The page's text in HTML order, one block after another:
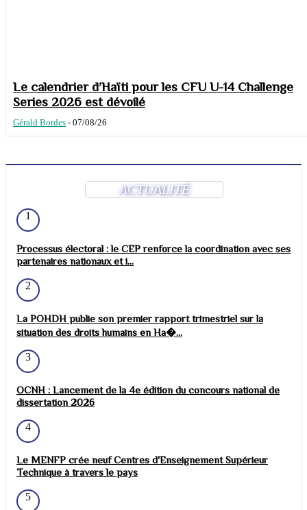
Le calendrier d’Haïti pour les CFU U-14 Challenge
Series 2026 est dévoilé
Gérald Bordes - 07/08/26
ACTUALITÉ
1
Processus électoral : le CEP renforce la coordination avec ses
partenaires nationaux et i...
2
La POHDH publie son premier rapport trimestriel sur la
situation des droits humains en Ha�...
3
OCNH : Lancement de la 4e édition du concours national de
dissertation 2026
4
Le MENFP crée neuf Centres d'Enseignement Supérieur
Technique à travers le pays
5